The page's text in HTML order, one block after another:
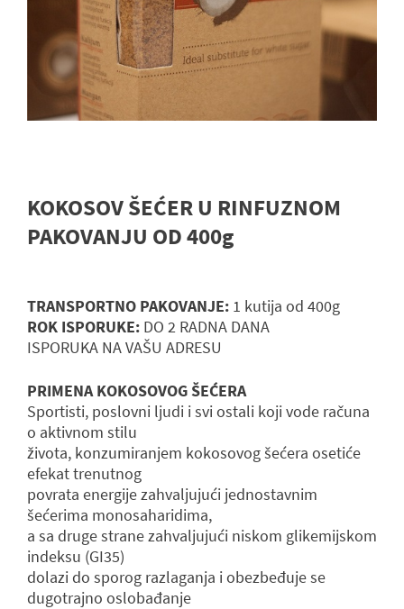
KOKOSOV ŠEĆER U RINFUZNOM
PAKOVANJU OD 400g
TRANSPORTNO PAKOVANJE: 1 kutija od 400g
ROK ISPORUKE: DO 2 RADNA DANA
ISPORUKA NA VAŠU ADRESU
PRIMENA KOKOSOVOG ŠEĆERA
Sportisti, poslovni ljudi i svi ostali koji vode računa
o aktivnom stilu
života, konzumiranjem kokosovog šećera osetiće
efekat trenutnog
povrata energije zahvaljujući jednostavnim
šećerima monosaharidima,
a sa druge strane zahvaljujući niskom glikemijskom
indeksu (GI35)
dolazi do sporog razlaganja i obezbeđuje se
dugotrajno oslobađanje